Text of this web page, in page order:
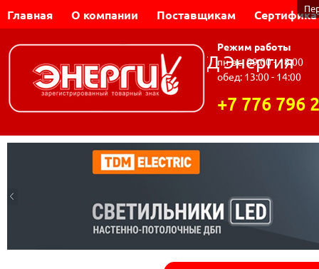
Главная О компании Поставщикам
Режим работы
пн-вс: 09:00 - 18:00
обед: 13:00 - 14:00
+7 776 796
Динар-Электромаш | ТД Энергия